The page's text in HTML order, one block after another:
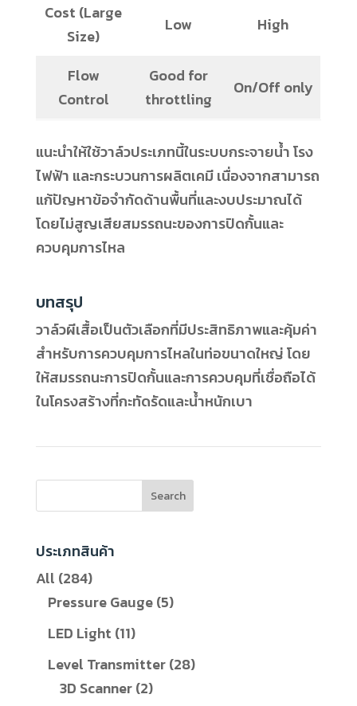
Cost (Large
Size)
Low High
Flow
Control
Good for
throttling
On/Off only
แนะนำให้ใช้วาล์วประเภทนี้ในระบบกระจายน้ำ โรง
ไฟฟ้า และกระบวนการผลิตเคมี เนื่องจากสามารถ
แก้ปัญหาข้อจำกัดด้านพื้นที่และงบประมาณได้
โดยไม่สูญเสียสมรรถนะของการปิดกั้นและ
ควบคุมการไหล
บทสรุป
วาล์วผีเสื้อเป็นตัวเลือกที่มีประสิทธิภาพและคุ้มค่า
สำหรับการควบคุมการไหลในท่อขนาดใหญ่ โดย
ให้สมรรถนะการปิดกั้นและการควบคุมที่เชื่อถือได้
ในโครงสร้างที่กะทัดรัดและน้ำหนักเบา
Search
ประเภทสินค้า
All 284284
สินค้า
Pressure Gauge 55
LED Light 1111
สินค้า
Level Transmitter 2828
3D Scanner 22